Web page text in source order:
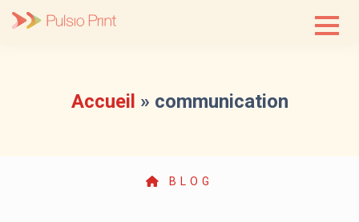
Accueil » communication
BLOG